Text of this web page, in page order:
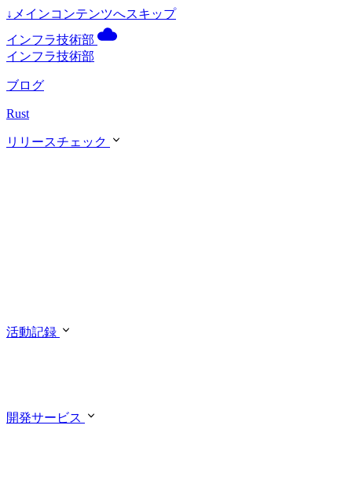
↓ メインコンテンツへスキップ
インフラ技術部
インフラ技術部
ブログ
Rust
リリースチェック
活動記録
開発サービス